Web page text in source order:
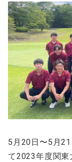
5月20日〜5月
て2023年度関東